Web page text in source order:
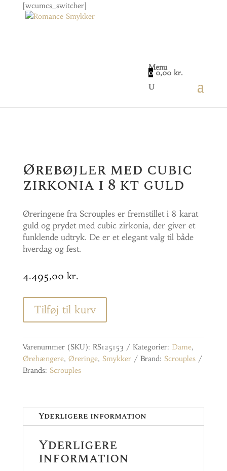
[wcumcs_switcher]
Menu
0 0,00kr.
/ Ørebøjler med cubic
Ørebøjler med cubic
zirkonia i 8 kt guld
Øreringene fra Scrouples er fremstillet i 8 karat
guld og prydet med cubic zirkonia, der giver et
funklende udtryk. De er et elegant valg til både
hverdag og fest.
4.495,00 kr.
Tilføj til kurv
Varenummer (SKU): RS125153 Kategorier: Dame,
Ørehængere, Øreringe, Smykker Brand: Scrouples
Brands: Scrouples
Yderligere information
Yderligere
information